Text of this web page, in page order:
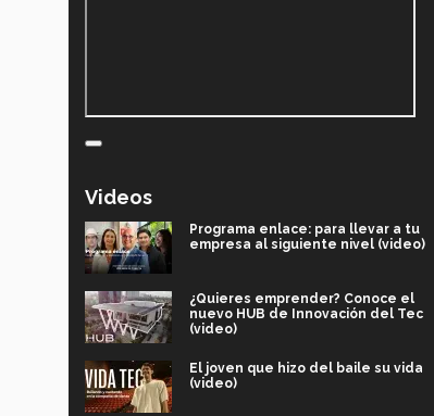
Videos
Programa enlace: para llevar a tu
empresa al siguiente nivel (video)
¿Quieres emprender? Conoce el
nuevo HUB de Innovación del Tec
(video)
El joven que hizo del baile su vida
(video)